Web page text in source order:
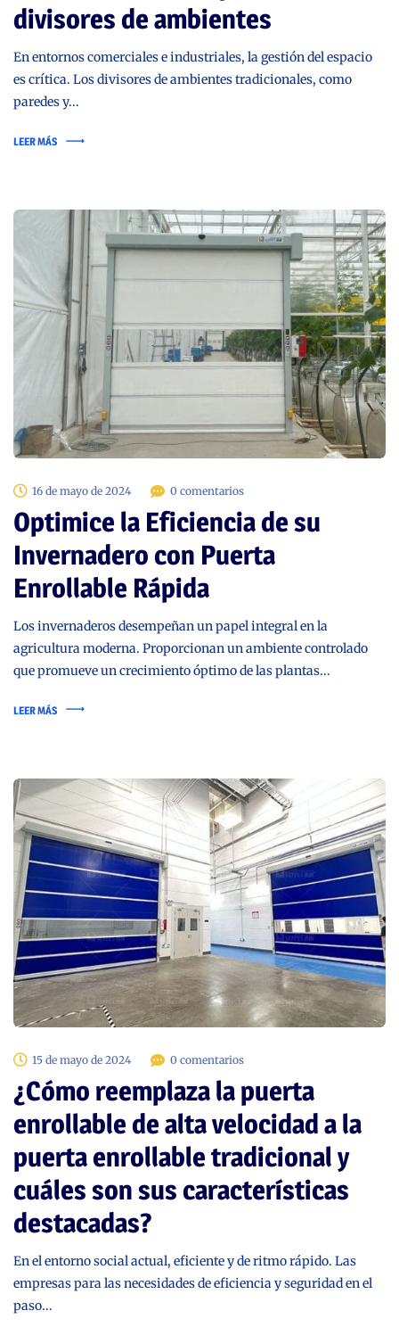
divisores de ambientes
En entornos comerciales e industriales, la gestión del espacio
es crítica. Los divisores de ambientes tradicionales, como
paredes y...
LEER MÁS
16 de mayo de 2024 0 comentarios
Optimice la Eficiencia de su
Invernadero con Puerta
Enrollable Rápida
Los invernaderos desempeñan un papel integral en la
agricultura moderna. Proporcionan un ambiente controlado
que promueve un crecimiento óptimo de las plantas...
LEER MÁS
15 de mayo de 2024 0 comentarios
¿Cómo reemplaza la puerta
enrollable de alta velocidad a la
puerta enrollable tradicional y
cuáles son sus características
destacadas?
En el entorno social actual, eficiente y de ritmo rápido. Las
empresas para las necesidades de eficiencia y seguridad en el
paso...